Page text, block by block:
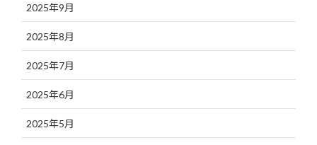
2025年9月
2025年8月
2025年7月
2025年6月
2025年5月